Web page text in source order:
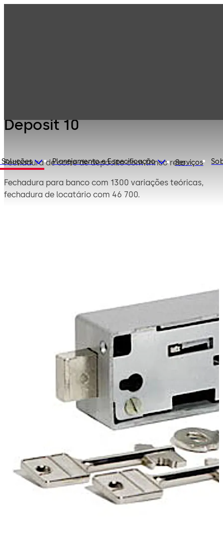
Planejamento e Especificação Serviços
Deposit 10
Fechadura de cofre de depósito com trinco reto.
Fechadura para banco com 1300 variações teóricas,
fechadura de locatário com 46 700.